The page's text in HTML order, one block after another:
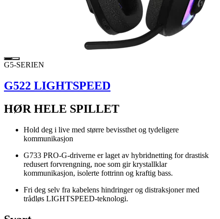
G5-SERIEN
G522 LIGHTSPEED
HØR HELE SPILLET
Hold deg i live med større bevissthet og tydeligere
kommunikasjon
G733 PRO-G-driverne er laget av hybridnetting for drastisk
redusert forvrengning, noe som gir krystallklar
kommunikasjon, isolerte fottrinn og kraftig bass.
Fri deg selv fra kabelens hindringer og distraksjoner med
trådløs LIGHTSPEED-teknologi.